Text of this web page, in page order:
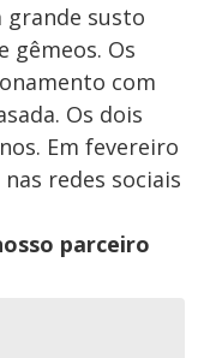
grande susto
gêmeos. Os
com
Os dois
Em fevereiro
redes sociais
parceiro